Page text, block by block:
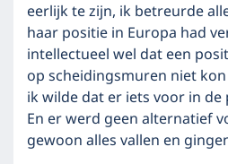
eerlijk te zijn, ik betreurde
haar positie in Europa had
intellectueel wel dat een
op scheidingsmuren niet
ik wilde dat er iets voor in de
En er werd geen alternatief
gewoon alles vallen en